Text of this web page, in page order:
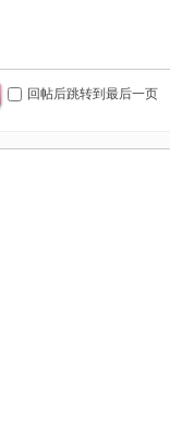
回帖后跳转到最后一页